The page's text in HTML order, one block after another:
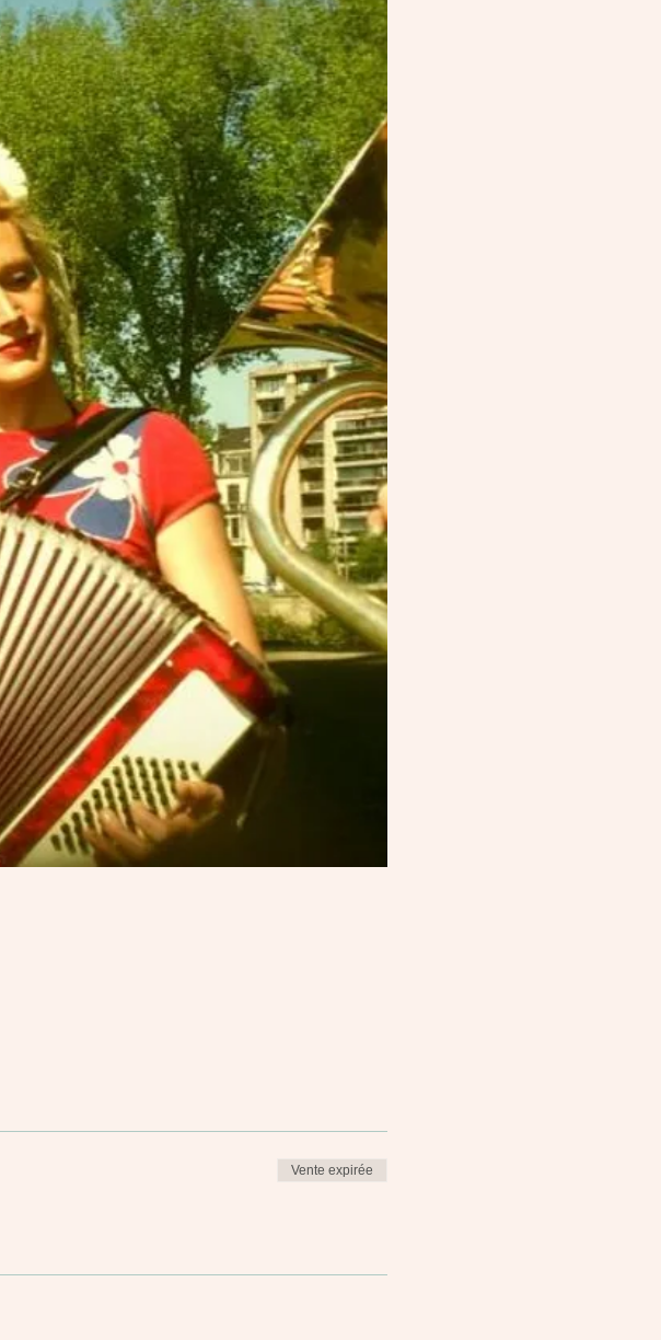
Vente expirée